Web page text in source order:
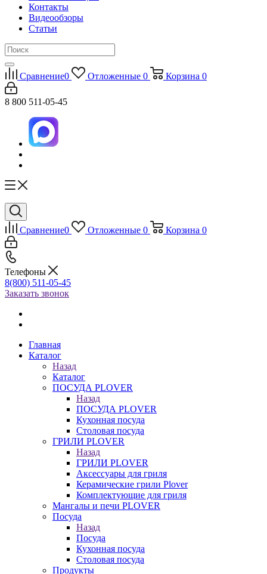
Контакты
Видеообзоры
Статьи
Сравнение0 Отложенные 0 Корзина 0
8 800 511-05-45
Сравнение0 Отложенные 0 Корзина 0
Телефоны
8(800) 511-05-45
Заказать звонок
Главная
Каталог
Назад
Каталог
ПОСУДА PLOVER
Назад
ПОСУДА PLOVER
Кухонная посуда
Столовая посуда
ГРИЛИ PLOVER
Назад
ГРИЛИ PLOVER
Аксессуары для гриля
Керамические грили Plover
Комплектующие для гриля
Мангалы и печи PLOVER
Посуда
Назад
Посуда
Кухонная посуда
Столовая посуда
Продукты